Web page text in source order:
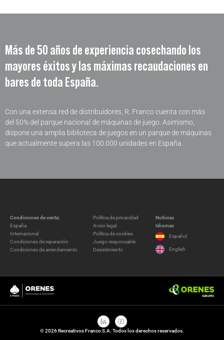
Más de 50 años de experiencia cosechando los
mayores éxitos y las máximas recaudaciones en
bares de toda España.
Con una extensa red de distribuidores, R. Franco cuenta con más
del 50% del parque nacional de máquinas de juego. Asimismo,
dispone una amplia biblioteca de juegos en un parque de máquinas
que actualmente supera las 100.000 unidades en España.
Condiciones de venta:
España
Internacional
Condiciones de reparación
Condiciones de arrendamiento
Política de privacidad
Aviso legal
Política de cookies
Juego responsable
Desistimiento
Noticias
Idiomas
Español
English
© 2026 Recreativos Franco S.A. Todos los derechos reservados.